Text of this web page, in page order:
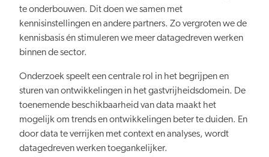
te onderbouwen. Dit doen we samen met
kennisinstellingen en andere partners. Zo vergroten we de
kennisbasis én stimuleren we meer datagedreven werken
binnen de sector.
Onderzoek speelt een centrale rol in het begrijpen en
sturen van ontwikkelingen in het gastvrijheidsdomein. De
toenemende beschikbaarheid van data maakt het
mogelijk om trends en ontwikkelingen beter te duiden. En
door data te verrijken met context en analyses, wordt
datagedreven werken toegankelijker.